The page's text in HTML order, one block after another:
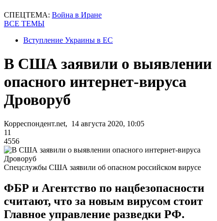
СПЕЦТЕМА: Война в Иране
ВСЕ ТЕМЫ
Вступление Украины в ЕС
В США заявили о выявлении
опасного интернет-вируса
Дроворуб
Корреспондент.net, 14 августа 2020, 10:05
11
4556
Спецслужбы США заявили об опасном российском вирусе
ФБР и Агентство по нацбезопасности
считают, что за новым вирусом стоит
Главное управление разведки РФ.